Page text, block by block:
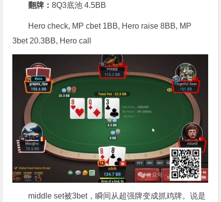
翻牌：8Q3底池 4.5BB
Hero check, MP cbet 1BB, Hero raise 8BB, MP
3bet 20.3BB, Hero call
middle set被3bet，瞬间从超强牌变成抓鸡牌。说是